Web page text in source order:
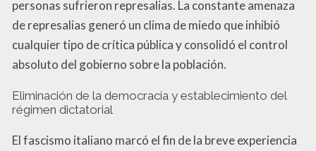
personas sufrieron represalias. La constante amenaza
de represalias generó un clima de miedo que inhibió
cualquier tipo de crítica pública y consolidó el control
absoluto del gobierno sobre la población.
Eliminación de la democracia y establecimiento del
régimen dictatorial
El fascismo italiano marcó el fin de la breve experiencia